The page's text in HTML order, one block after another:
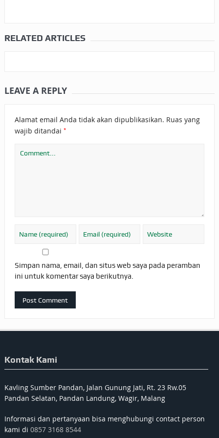
RELATED ARTICLES
LEAVE A REPLY
Alamat email Anda tidak akan dipublikasikan. Ruas yang
wajib ditandai *
Simpan nama, email, dan situs web saya pada peramban
ini untuk komentar saya berikutnya.
Kontak Kami
Kavling Sumber Pandan, Jalan Gunung Jati, Rt. 23 Rw.05
Pandan Selatan, Pandan Landung, Wagir, Malang
Informasi dan pertanyaan bisa menghubungi contact person
kami di 0857 3168 8544